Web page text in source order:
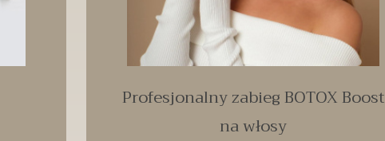
Profesjonalny zabieg BOTOX Boost
na włosy